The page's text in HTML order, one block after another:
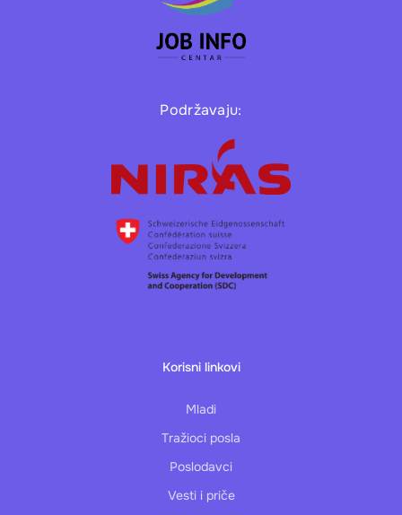
Podržavaju:
Korisni linkovi
Mladi
Tražioci posla
Poslodavci
Vesti i priče